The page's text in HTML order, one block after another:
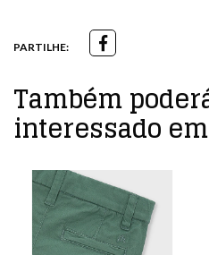
PARTILHE:
Também
interessado